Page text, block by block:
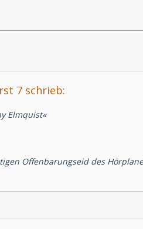
7 schrieb:
Elmquist«
Offenbarungseid des